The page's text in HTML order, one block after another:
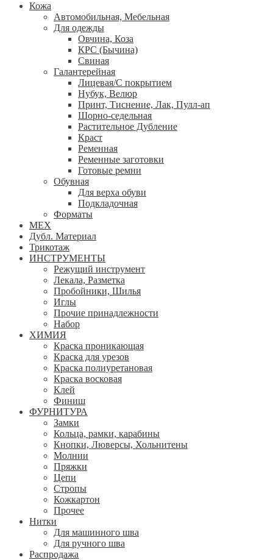
Кожа
Автомобильная, Мебельная
Для одежды
Овчина, Коза
КРС (Бычина)
Свиная
Галантерейная
Лицевая/С покрытием
Нубук, Велюр
Принт, Тиснение, Лак, Пулл-ап
Шорно-седельная
Растительное Дубление
Краст
Ременная
Ременные заготовки
Готовые ремни
Обувная
Для верха обуви
Подкладочная
Форматы
МЕХ
Дубл. Материал
Трикотаж
ИНСТРУМЕНТЫ
Режущий инструмент
Лекала, Разметка
Пробойники, Шилья
Иглы
Прочие принадлежности
Набор
ХИМИЯ
Краска проникающая
Краска для урезов
Краска полиуретановая
Краска восковая
Клей
Финиш
ФУРНИТУРА
Замки
Кольца, рамки, карабины
Кнопки, Люверсы, Хольнитены
Молнии
Пряжки
Цепи
Стропы
Кожкартон
Прочее
Нитки
Для машинного шва
Для ручного шва
Распродажа